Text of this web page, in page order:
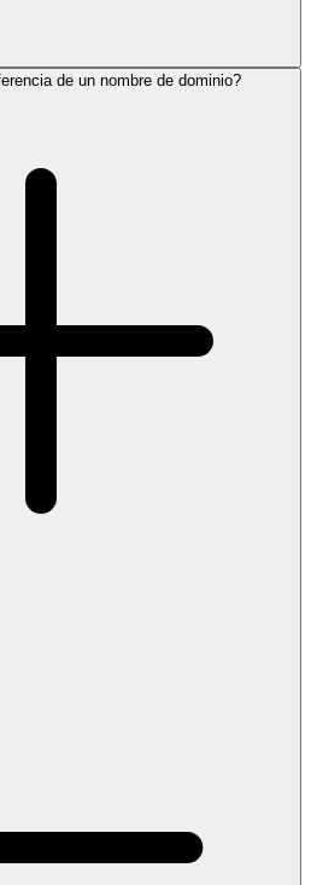
de un nombre de dominio?